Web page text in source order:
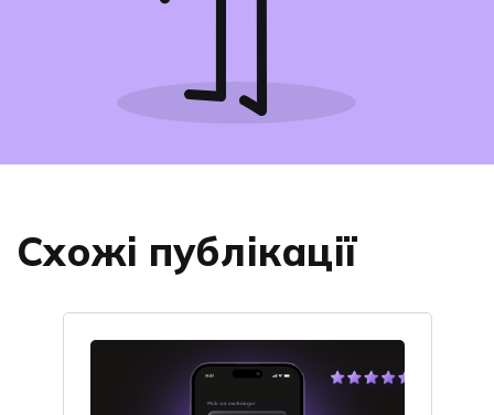
Схожі публікації